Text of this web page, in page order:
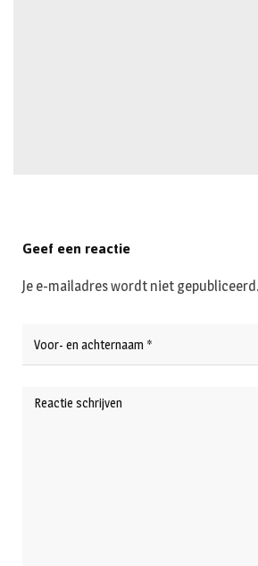
Geef een reactie
Je e-mailadres wordt niet gepubliceerd.